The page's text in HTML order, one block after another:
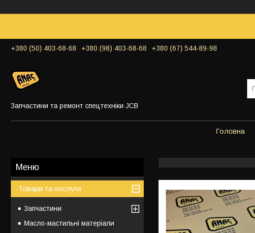
+380 (50) 403-68-68 +380 (98) 403-68-68 +380 (67) 544-89-98
Запчастини та ремонт спецтехніки JCB
Головна
Товари та послуги
Запчастини
Масло-мастильні матеріали